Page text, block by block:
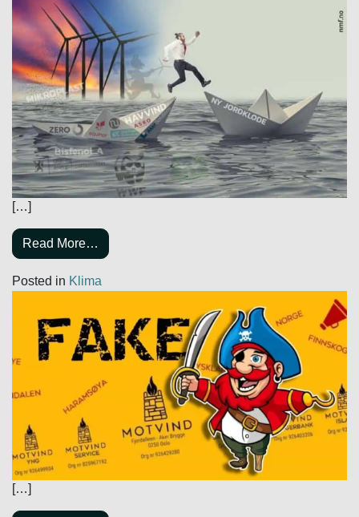
[…]
Read More…
Posted in Klima
[…]